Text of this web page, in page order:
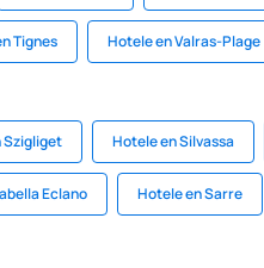
Tignes Hotele en Valras-Plage
Szigliget Hotele en Silvassa
Eclano Hotele en Sarre